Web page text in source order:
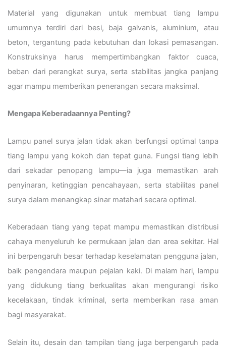
Material yang digunakan untuk membuat tiang lampu
umumnya terdiri dari besi, baja galvanis, aluminium, atau
beton, tergantung pada kebutuhan dan lokasi pemasangan.
Konstruksinya harus mempertimbangkan faktor cuaca,
beban dari perangkat surya, serta stabilitas jangka panjang
agar mampu memberikan penerangan secara maksimal.
Mengapa Keberadaannya Penting?
Lampu panel surya jalan tidak akan berfungsi optimal tanpa
tiang lampu yang kokoh dan tepat guna. Fungsi tiang lebih
dari sekadar penopang lampu—ia juga memastikan arah
penyinaran, ketinggian pencahayaan, serta stabilitas panel
surya dalam menangkap sinar matahari secara optimal.
Keberadaan tiang yang tepat mampu memastikan distribusi
cahaya menyeluruh ke permukaan jalan dan area sekitar. Hal
ini berpengaruh besar terhadap keselamatan pengguna jalan,
baik pengendara maupun pejalan kaki. Di malam hari, lampu
yang didukung tiang berkualitas akan mengurangi risiko
kecelakaan, tindak kriminal, serta memberikan rasa aman
bagi masyarakat.
Selain itu, desain dan tampilan tiang juga berpengaruh pada